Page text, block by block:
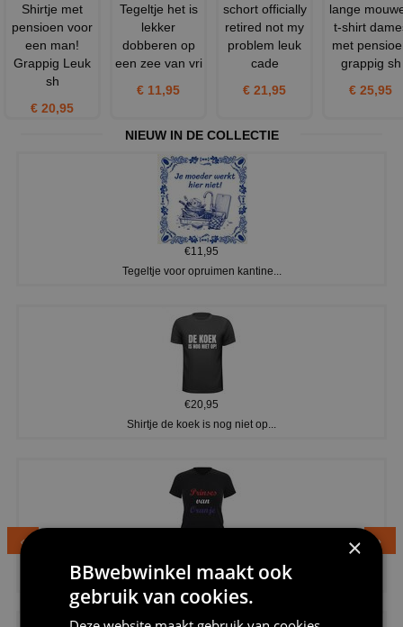
Shirtje met
pensioen voor
een man!
Grappig Leuk
sh
€ 20,95
Tegeltje het is
lekker
dobberen op
een zee van vri
€ 11,95
schort officially
retired not my
problem leuk
cade
€ 21,95
lange
t-shirt
met
grappig sh
€ 25,95
NIEUW IN DE COLLECTIE
€11,95
Tegeltje voor opruimen kantine...
€20,95
Shirtje de koek is nog niet op...
Dames v hals t-shirt prinses v...
×
BBwebwinkel maakt ook
gebruik van cookies.